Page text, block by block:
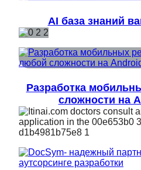
AI база знаний
Разработка
сложности на